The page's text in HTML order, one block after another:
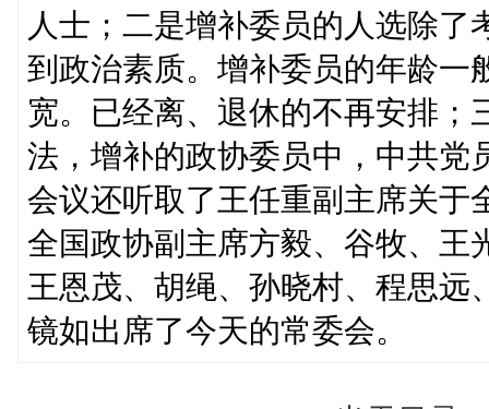
人士；二是增补委员的人选除
到政治素质。增补委员的年龄一
宽。已经离、退休的不再安排；
法，增补的政协委员中，中共党
会议还听取了王任重副主席关于
全国政协副主席方毅、谷牧、王
王恩茂、胡绳、孙晓村、程思远
镜如出席了今天的常委会。